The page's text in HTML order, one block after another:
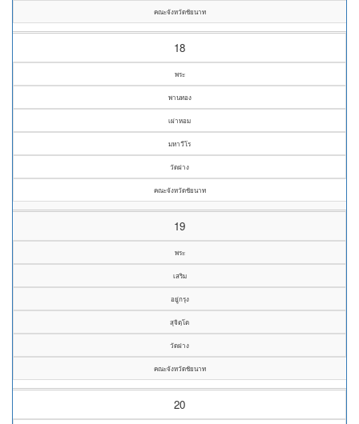
คณะจังหวัดชัยนาท
18
พระ
พานทอง
เผ่าหอม
มหาวีโร
วัดฝาง
คณะจังหวัดชัยนาท
19
พระ
เสริม
อยู่กรุง
สุจิตฺโต
วัดฝาง
คณะจังหวัดชัยนาท
20